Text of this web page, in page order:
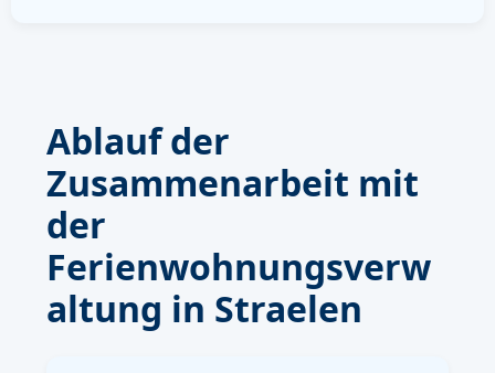
Ablauf der
Zusammenarbeit mit
der
Ferienwohnungsverw
altung in Straelen